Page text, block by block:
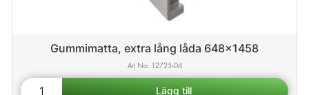
Gummimatta, extra lång låda 648x1458
12725-04